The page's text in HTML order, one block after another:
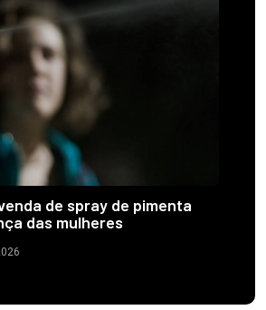
de spray de pimenta
das mulheres